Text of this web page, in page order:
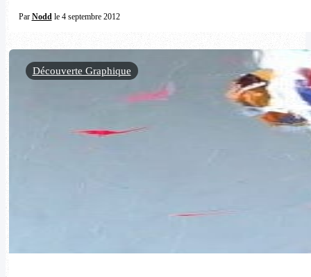
Par Noddle 4 septembre 2012
Découverte Graphique